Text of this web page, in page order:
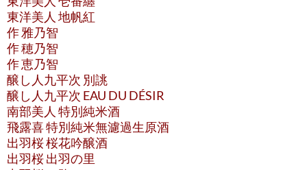
東洋美人 地帆紅
作 雅乃智
作 穂乃智
作 恵乃智
醸し人九平次 別誂
醸し人九平次 EAU DU DÉSIR
南部美人 特別純米酒
飛露喜 特別純米無濾過生原酒
出羽桜 桜花吟醸酒
出羽桜 出羽の里